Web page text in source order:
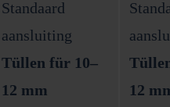
Standaard
aansluiting
Tüllen für 10–
12 mm
12